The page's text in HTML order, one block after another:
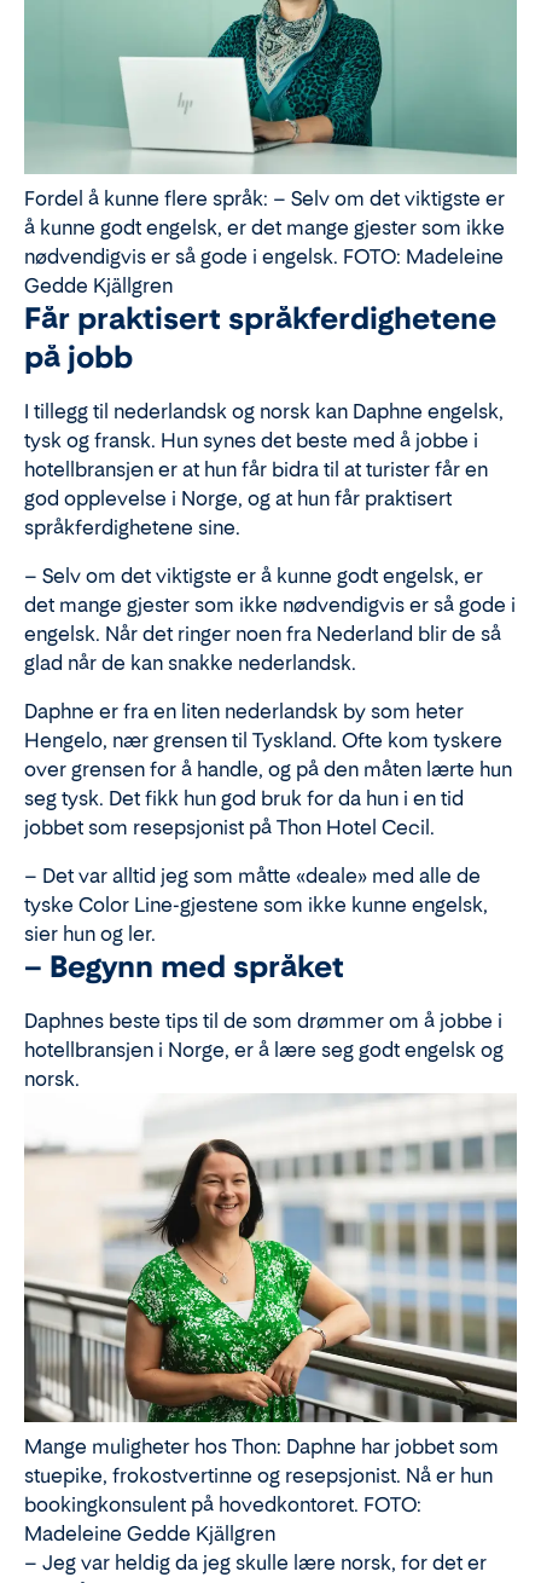
Fordel å kunne flere språk: – Selv om det viktigste er
å kunne godt engelsk, er det mange gjester som ikke
nødvendigvis er så gode i engelsk. FOTO: Madeleine
Gedde Kjällgren
Får praktisert språkferdighetene
på jobb
I tillegg til nederlandsk og norsk kan Daphne engelsk,
tysk og fransk. Hun synes det beste med å jobbe i
hotellbransjen er at hun får bidra til at turister får en
god opplevelse i Norge, og at hun får praktisert
språkferdighetene sine.
– Selv om det viktigste er å kunne godt engelsk, er
det mange gjester som ikke nødvendigvis er så gode i
engelsk. Når det ringer noen fra Nederland blir de så
glad når de kan snakke nederlandsk.
Daphne er fra en liten nederlandsk by som heter
Hengelo, nær grensen til Tyskland. Ofte kom tyskere
over grensen for å handle, og på den måten lærte hun
seg tysk. Det fikk hun god bruk for da hun i en tid
jobbet som resepsjonist på Thon Hotel Cecil.
– Det var alltid jeg som måtte «deale» med alle de
tyske Color Line-gjestene som ikke kunne engelsk,
sier hun og ler.
– Begynn med språket
Daphnes beste tips til de som drømmer om å jobbe i
hotellbransjen i Norge, er å lære seg godt engelsk og
norsk.
Mange muligheter hos Thon: Daphne har jobbet som
stuepike, frokostvertinne og resepsjonist. Nå er hun
bookingkonsulent på hovedkontoret. FOTO:
Madeleine Gedde Kjällgren
– Jeg var heldig da jeg skulle lære norsk, for det er